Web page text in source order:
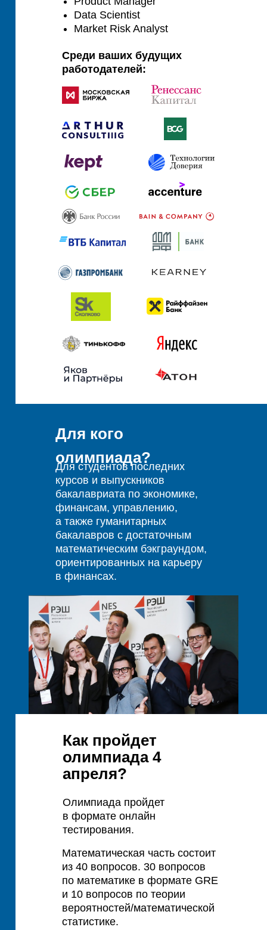
Data Scientist
Market Risk Analyst
Среди ваших будущих
работодателей:
Для студентов последних
курсов и выпускников
бакалавриата по экономике,
финансам, управлению,
а также гуманитарных
бакалавров с достаточным
математическим бэкграундом,
ориентированных на карьеру
в финансах.
Для кого
олимпиада?
Как пройдет
олимпиада 4
апреля?
Олимпиада пройдет
в формате онлайн
тестирования.
Математическая часть состоит
из 40 вопросов. 30 вопросов
по математике в формате GRE
и 10 вопросов по теории
вероятностей/математической
статистике.